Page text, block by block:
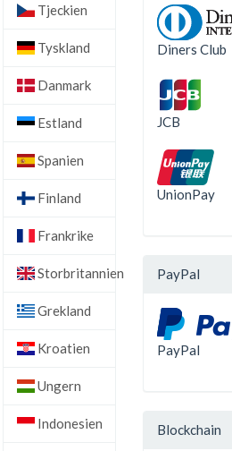
Tjeckien
Tyskland
Danmark
Estland
Spanien
Finland
Frankrike
Storbritannien
Grekland
Kroatien
Ungern
Indonesien
Diners Club
JCB
UnionPay
PayPal
PayPal
Blockchain